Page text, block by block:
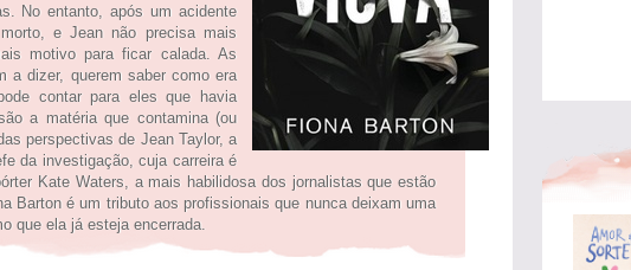
No entanto, após um acidente
e Jean não precisa mais
motivo para ficar calada. As
a dizer, querem saber como era
contar para eles que havia
a matéria que contamina (ou
perspectivas de Jean Taylor, a
da investigação, cuja carreira é
Kate Waters, a mais habilidosa dos jornalistas que estão
Barton é um tributo aos profissionais que nunca deixam uma
que ela já esteja encerrada.